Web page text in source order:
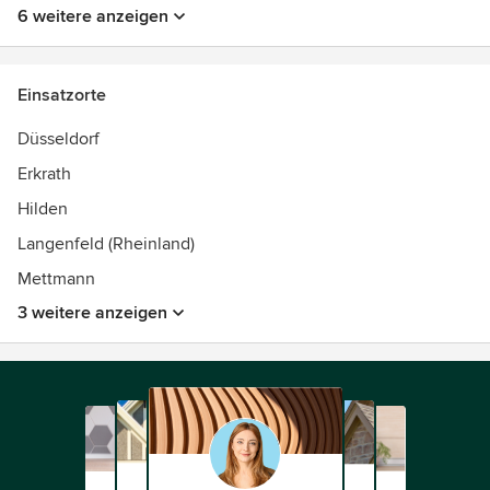
6 weitere anzeigen
Einsatzorte
Düsseldorf
Erkrath
Hilden
Langenfeld (Rheinland)
Mettmann
3 weitere anzeigen